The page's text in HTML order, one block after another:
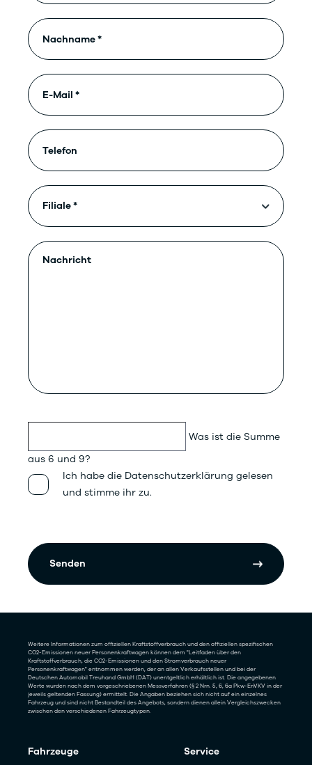
Was ist die Summe
aus 6 und 9?
Ich habe die Datenschutzerklärung gelesen
und stimme ihr zu.
Senden
Weitere Informationen zum offiziellen Kraftstoffverbrauch und den offiziellen spezifischen
CO2-Emissionen neuer Personenkraftwagen können dem "Leitfaden über den
Kraftstoffverbrauch, die CO2-Emissionen und den Stromverbrauch neuer
Personenkraftwagen" entnommen werden, der an allen Verkaufsstellen und bei der
Deutschen Automobil Treuhand GmbH (DAT) unentgeltlich erhältlich ist. Die angegebenen
Werte wurden nach dem vorgeschriebenen Messverfahren (§ 2 Nrn. 5, 6, 6a Pkw-EnVKV in der
jeweils geltenden Fassung) ermittelt. Die Angaben beziehen sich nicht auf ein einzelnes
Fahrzeug und sind nicht Bestandteil des Angebots, sondern dienen allein Vergleichszwecken
zwischen den verschiedenen Fahrzeugtypen.
Fahrzeuge Service